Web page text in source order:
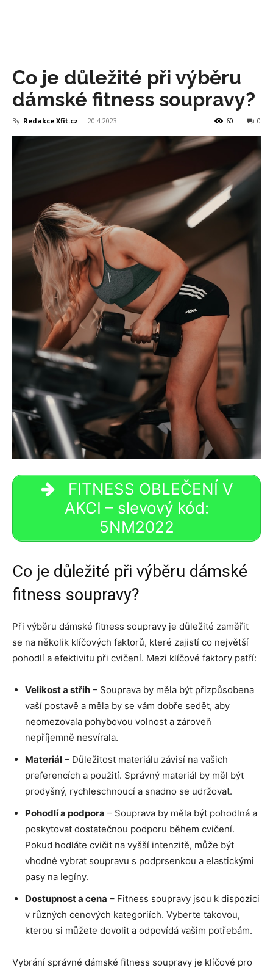
Co je důležité při výběru
dámské fitness soupravy?
By Redakce Xfit.cz - 20.4.2023 0
60
FITNESS OBLEČENÍ V
AKCI – slevový kód:
5NM2022
Co je důležité při výběru dámské
fitness soupravy?
Při výběru dámské fitness soupravy je důležité zaměřit
se na několik klíčových faktorů, které zajistí co největší
pohodlí a efektivitu při cvičení. Mezi klíčové faktory patří:
Velikost a střih – Souprava by měla být přizpůsobena
vaší postavě a měla by se vám dobře sedět, aby
neomezovala pohybovou volnost a zároveň
nepříjemně nesvírala.
Materiál – Důležitost materiálu závisí na vašich
preferencích a použití. Správný materiál by měl být
prodyšný, rychleschnoucí a snadno se udržovat.
Pohodlí a podpora – Souprava by měla být pohodlná a
poskytovat dostatečnou podporu během cvičení.
Pokud hodláte cvičit na vyšší intenzitě, může být
vhodné vybrat soupravu s podprsenkou a elastickými
pasy na legíny.
Dostupnost a cena – Fitness soupravy jsou k dispozici
v různých cenových kategoriích. Vyberte takovou,
kterou si můžete dovolit a odpovídá vašim potřebám.
Vybrání správné dámské fitness soupravy je klíčové pro